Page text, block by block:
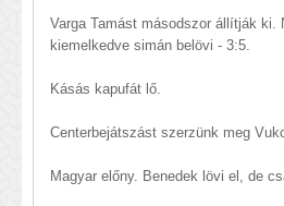
Varga Tamást másodszor állítják ki.
kiemelkedve simán belövi - 3:5.
Kásás kapufát lő.
Centerbejátszást szerzünk meg
Magyar előny. Benedek lövi el, de